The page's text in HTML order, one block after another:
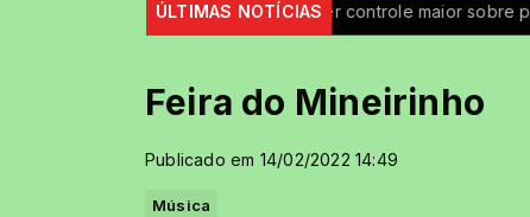
ÚLTIMAS NOTÍCIAS
Brasil passa a ter controle maior sobre produtos químicos
Feira do Mineirinho
Publicado em 14/02/2022 14:49
Música